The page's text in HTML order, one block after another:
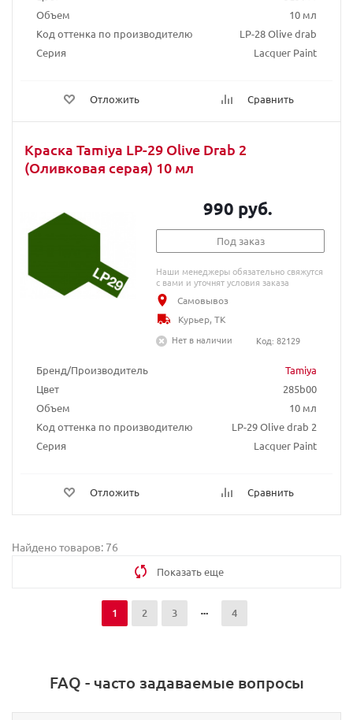
Объем
10 мл
Код оттенка по производителю
LP-28 Olive drab
Серия
Lacquer Paint
Отложить Сравнить
Краска Tamiya LP-29 Olive Drab 2
(Оливковая серая) 10 мл
Бренд/Производитель
Tamiya
Цвет
285b00
Объем
10 мл
Код оттенка по производителю
LP-29 Olive drab 2
Серия
Lacquer Paint
Отложить Сравнить
990 руб.
Под заказ
Наши менеджеры обязательно свяжутся
с вами и уточнят условия заказа
Самовывоз
Курьер, ТК
Нет в наличии
Код: 82129
Найдено товаров: 76
Показать еще
1 2 3 4
FAQ - часто задаваемые вопросы